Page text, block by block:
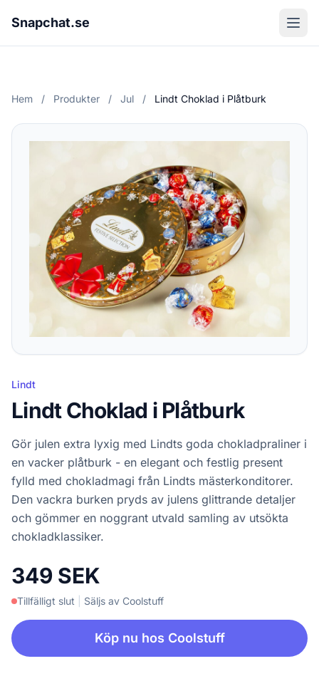
Snapchat.se
Hem / Produkter / Jul / Lindt Choklad i Plåtburk
Lindt
Lindt Choklad i Plåtburk
Gör julen extra lyxig med Lindts goda chokladpraliner i
en vacker plåtburk - en elegant och festlig present
fylld med chokladmagi från Lindts mästerkonditorer.
Den vackra burken pryds av julens glittrande detaljer
och gömmer en noggrant utvald samling av utsökta
chokladklassiker.
349 SEK
Tillfälligt slut Säljs av Coolstuff
Köp nu hos Coolstuff